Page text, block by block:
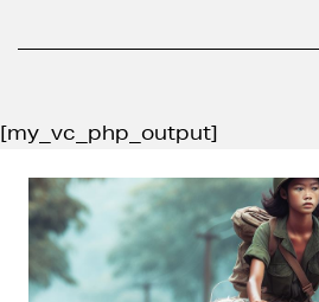
[my_vc_php_output]